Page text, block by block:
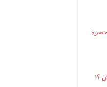
حضرة
؟!